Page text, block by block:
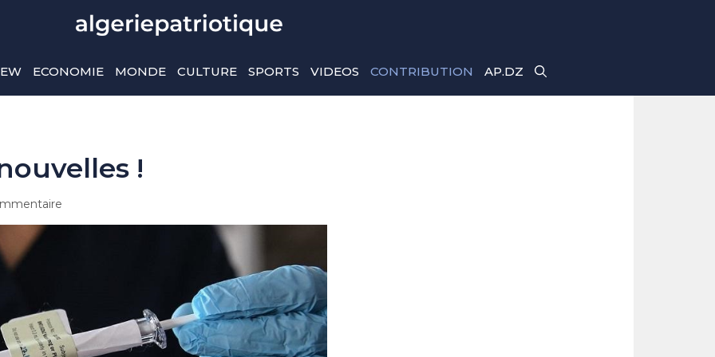
ECONOMIE MONDE CULTURE SPORTS VIDEOS CONTRIBUTION AP.DZ
!